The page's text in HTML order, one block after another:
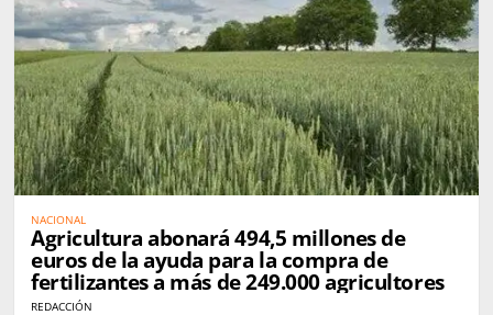
NACIONAL
Agricultura abonará 494,5 millones de
euros de la ayuda para la compra de
fertilizantes a más de 249.000 agricultores
REDACCIÓN